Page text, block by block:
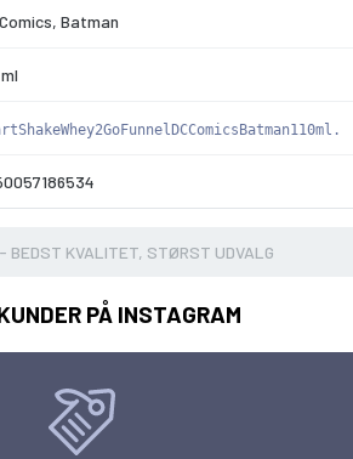
Batman
BEDST KVALITET, STØRST UDVALG
PÅ INSTAGRAM